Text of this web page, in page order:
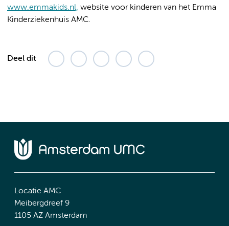
www.emmakids.nl, website voor kinderen van het Emma
Kinderziekenhuis AMC.
Deel dit
Locatie AMC
Meibergdreef 9
1105 AZ Amsterdam